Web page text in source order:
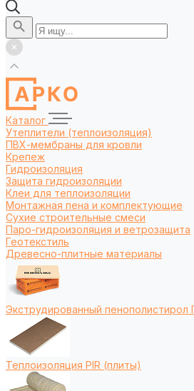
Каталог
Утеплители (теплоизоляция)
ПВХ-мембраны для кровли
Крепеж
Гидроизоляция
Защита гидроизоляции
Клеи для теплоизоляции
Монтажная пена и комплектующие
Сухие строительные смеси
Паро-гидроизоляция и ветрозащита
Геотекстиль
Древесно-плитные материалы
Экструдированный пенополистирол
Теплоизоляция PIR (плиты)